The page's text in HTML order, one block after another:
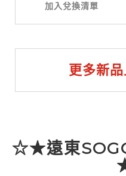
加入兌換清單
更多新
☆★遠東